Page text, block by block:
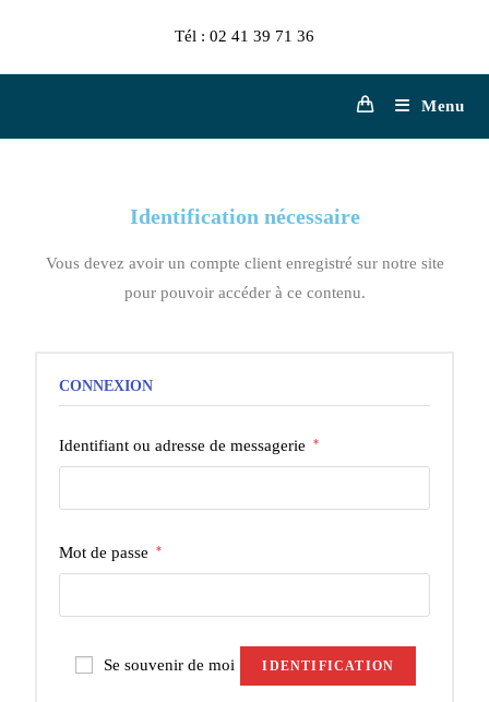
Tél : 02 41 39 71 36
Menu
Identification nécessaire
Vous devez avoir un compte client enregistré sur notre site
pour pouvoir accéder à ce contenu.
CONNEXION
Identifiant ou adresse de messagerie *
Mot de passe *
Se souvenir de moi IDENTIFICATION